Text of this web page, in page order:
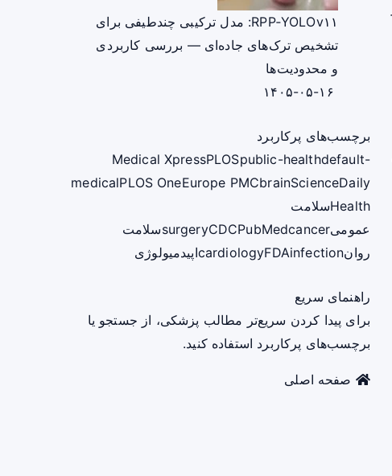
RPP‑YOLOv۱۱: مدل ترکیبی چندطیفی برای
تشخیص ترک‌های جاده‌ای — بررسی کاربردی
و محدودیت‌ها
برچسب‌های پرکاربرد
Medical XpressPLOSpublic-healthdefault-
medicalPLOS OneEurope PMCbrainScienceDaily
Healthسلامت
عمومی
surgeryCDCPubMedcancer
سلامت
روان
cardiologyFDAinfection اپیدمیولوژی
راهنمای سریع
برای پیدا کردن سریع‌تر مطالب پزشکی، از جستجو یا
برچسب‌های پرکاربرد استفاده کنید.
صفحه اصلی